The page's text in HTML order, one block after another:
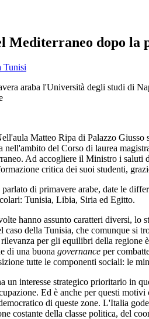
dopo la
araba l'Università degli studi di
Matteo Ripa di Palazzo
nell'ambito del Corso di laurea
Ad accogliere il Ministro i saluti
critica dei suoi studenti,
di primavere arabe, date le
Tunisia, Libia, Siria ed Egitto.
hanno assunto caratteri diversi, lo
caso della Tunisia, che comunque si
per gli equilibri della regione
di una buona governance per
tutte le componenti sociali: le
un interesse strategico prioritario in
Ed è anche per questi
di queste zone. L'Italia
costante della classe politica, del